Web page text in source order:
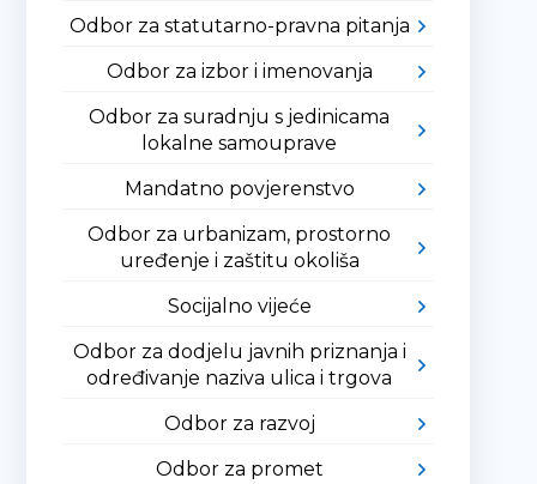
Odbor za statutarno-pravna pitanja
Odbor za izbor i imenovanja
Odbor za suradnju s jedinicama
lokalne samouprave
Mandatno povjerenstvo
Odbor za urbanizam, prostorno
uređenje i zaštitu okoliša
Socijalno vijeće
Odbor za dodjelu javnih priznanja i
određivanje naziva ulica i trgova
Odbor za razvoj
Odbor za promet